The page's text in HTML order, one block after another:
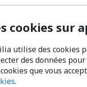
cookies sur
utilise des cookies
des données
que vous
.